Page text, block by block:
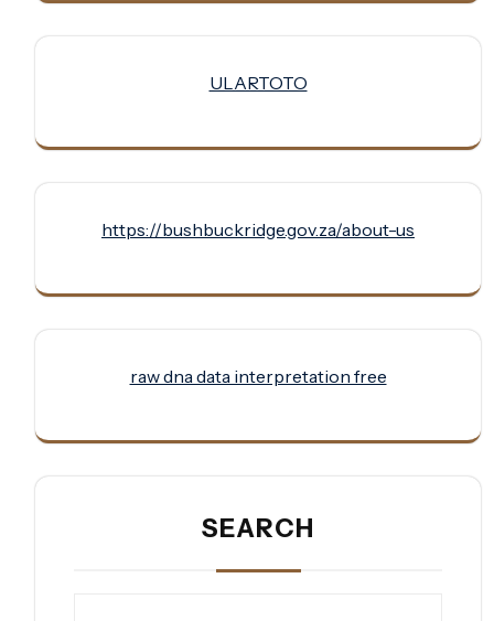
ULARTOTO
https://bushbuckridge.gov.za/about-us
raw dna data interpretation free
SEARCH